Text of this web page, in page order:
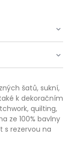
šatů, sukní,
k dekoračním
quilting,
ze 100% bavlny
s rezervou na